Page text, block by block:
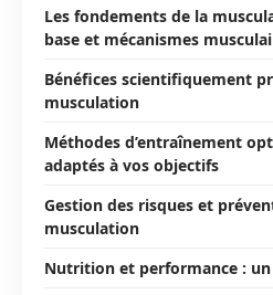
Les fondements de la
base et mécanismes
Bénéfices scientifiquement
musculation
Méthodes d’entraînement
adaptés à vos objectifs
Gestion des risques et
musculation
Nutrition et performance :